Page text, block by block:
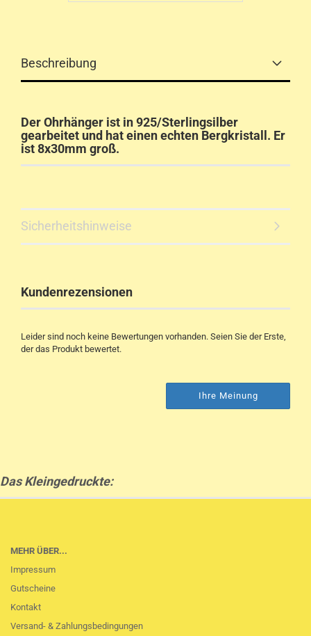
Beschreibung
Der Ohrhänger ist in 925/Sterlingsilber
gearbeitet und hat einen echten Bergkristall. Er
ist 8x30mm groß.
Sicherheitshinweise
Kundenrezensionen
Leider sind noch keine Bewertungen vorhanden. Seien Sie der Erste,
der das Produkt bewertet.
Ihre Meinung
Das Kleingedruckte:
MEHR ÜBER...
Impressum
Gutscheine
Kontakt
Versand- & Zahlungsbedingungen